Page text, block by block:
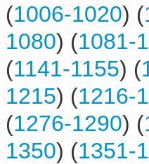
(1006-1020) (
1080) (1081-
(1141-1155) (
1215) (1216-
(1276-1290) (
1350) (1351-